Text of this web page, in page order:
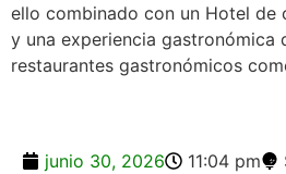
ello combinado con un Hotel de
y una experiencia gastronómica
restaurantes gastronómicos
junio 30, 2026 11:04 pm